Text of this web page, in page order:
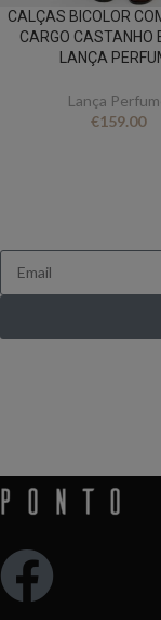
CALÇAS BICOLOR
CARGO CASTANHO
LANÇA
Lança
€159.00